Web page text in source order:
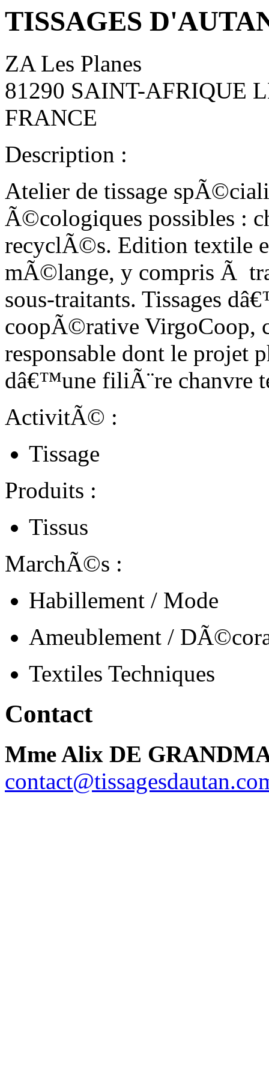
TISSAGES
ZA Les Planes
81290 SAINT-AFRIQUE
FRANCE
Description :
Atelier de tissage
Ã©cologiques possibles :
recyclÃ©s. Edition textile
mÃ©lange, y compris Ã
sous-traitants. Tissages
coopÃ©rative VirgoCoop,
responsable dont le projet
dâ€™une filiÃ¨re chanvre
ActivitÃ© :
Tissage
Produits :
Tissus
MarchÃ©s :
Habillement / Mode
Ameublement /
Textiles Techniques
Contact
Mme Alix DE